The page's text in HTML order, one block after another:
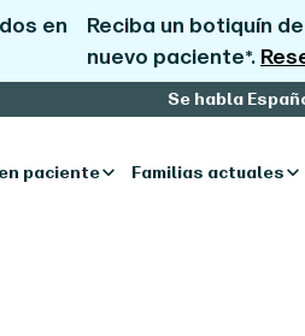
en
Reciba un botiquín
nuevo paciente*.
Se habla
paciente Familias actuales